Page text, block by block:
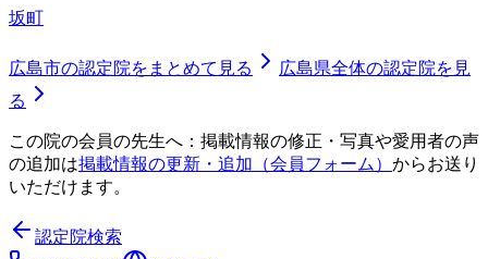
坂町
広島市の認定院をまとめて見る 広島県全体の認定院を見
る
この院の会員の先生へ：掲載情報の修正・写真や愛用者の声
の追加は掲載情報の更新・追加（会員フォーム） からお送り
いただけます。
認定院検索